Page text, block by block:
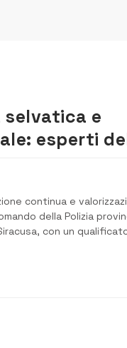
selvatica e
esperti
la Polizia
continua e
della Polizia
con un
alla tutela della
contro la fauna